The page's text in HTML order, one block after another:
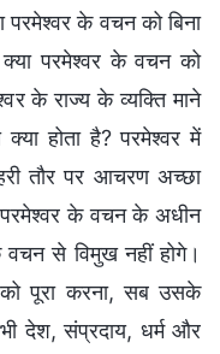
परमेश्वर के वचन को बिना
परमेश्वर के वचन को
के राज्य के व्यक्ति माने
होता है? परमेश्वर में
तौर पर आचरण अच्छा
परमेश्वर के वचन के अधीन
वचन से विमुख नहीं होगे।
पूरा करना, सब उसके
देश, संप्रदाय, धर्म और